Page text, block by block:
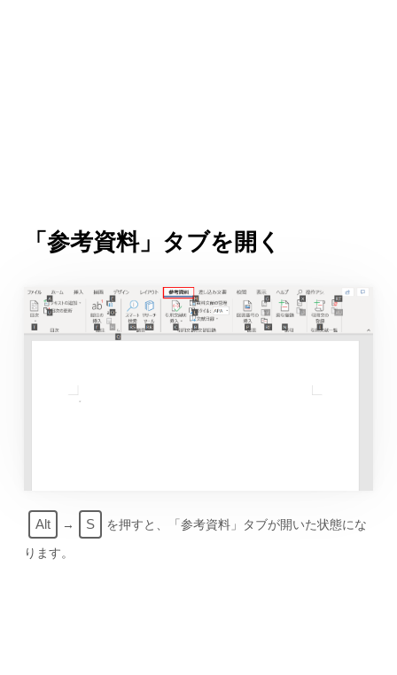
「参考資料」タブを開く
Alt → S
を押すと、「参考資料」タブが開いた状態にな
ります。